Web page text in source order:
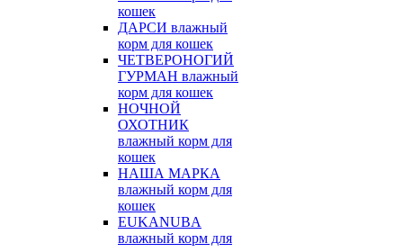
кошек
ДАРСИ влажный
корм для кошек
ЧЕТВЕРОНОГИЙ
ГУРМАН влажный
корм для кошек
НОЧНОЙ
ОХОТНИК
влажный корм для
кошек
НАША МАРКА
влажный корм для
кошек
EUKANUBA
влажный корм для